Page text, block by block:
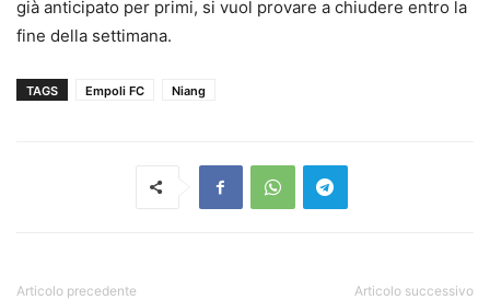
già anticipato per primi, si vuol provare a chiudere entro la
fine della settimana.
TAGS Empoli FC Niang
Articolo precedente Articolo successivo